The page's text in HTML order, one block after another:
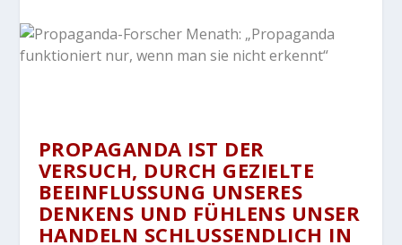
PROPAGANDA IST DER
VERSUCH, DURCH GEZIELTE
BEEINFLUSSUNG UNSERES
DENKENS UND FÜHLENS UNSER
HANDELN SCHLUSSENDLICH IN